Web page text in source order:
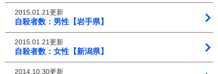
2015.01.21更新
自殺者数：男性【岩手県】
2015.01.21更新
自殺者数：女性【新潟県】
2014.10.30更新